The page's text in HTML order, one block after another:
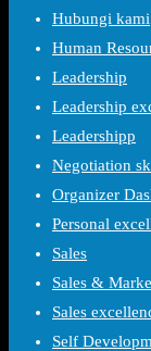
Hubungi kami
Human
Leadership
Leadership
Leadershipp
Negotiation
Organizer
Personal
Sales
Sales &
Sales
Self